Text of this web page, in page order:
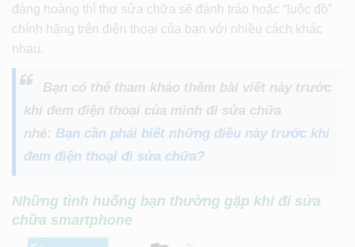
đàng hoàng thì thợ sửa chữa sẽ đánh tráo hoặc “luộc đồ”
chính hãng trên điện thoại của bạn với nhiều cách khác
nhau.
Bạn có thể tham khảo thêm bài viết này trước
khi đem điện thoại của mình đi sửa chữa
nhé: Bạn cần phải biết những điều này trước khi
đem điện thoại đi sửa chữa?
Những tình huống bạn thường gặp khi đi sửa
chữa smartphone